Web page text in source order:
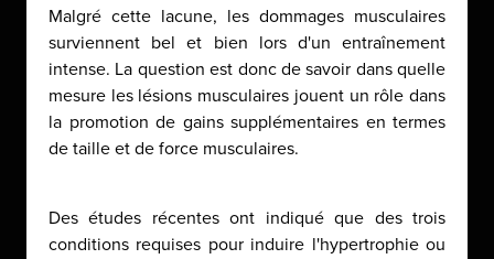
Malgré cette lacune, les dommages musculaires
surviennent bel et bien lors d'un entraînement
intense. La question est donc de savoir dans quelle
mesure les lésions musculaires jouent un rôle dans
la promotion de gains supplémentaires en termes
de taille et de force musculaires.
Des études récentes ont indiqué que des trois
conditions requises pour induire l'hypertrophie ou